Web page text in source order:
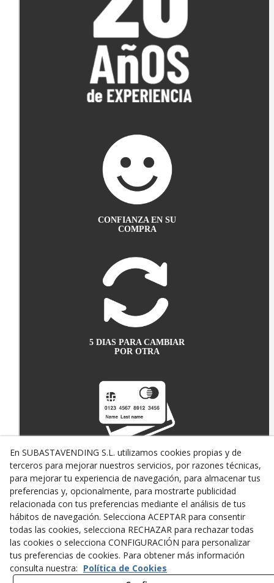
CONFIANZA EN SU
COMPRA
5 DIAS PARA CAMBIAR
POR OTRA
PAGO SEGURO CON
TARJETA DE CRÉDITO
En SUBASTAVENDING S.L. utilizamos cookies propias y de
terceros para mejorar nuestros servicios, por razones técnicas,
para mejorar tu experiencia de navegación, para almacenar tus
preferencias y, opcionalmente, para mostrarte publicidad
relacionada con tus preferencias mediante el análisis de tus
hábitos de navegación. Selecciona ACEPTAR para consentir
todas las cookies, selecciona RECHAZAR para rechazar todas
las cookies o selecciona CONFIGURACIÓN para personalizar
tus preferencias de cookies. Para obtener más información
consulta nuestra: Política de Cookies